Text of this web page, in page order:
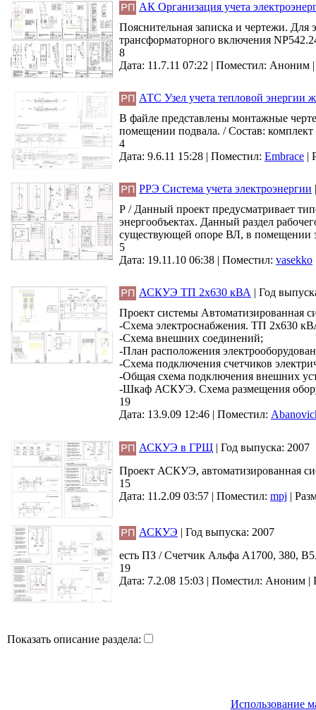
АК Организация учета
Пояснительная записка и чертежи.
трансформаторного включения
8
Дата: 11.7.11 07:22 | Поместил: Аноним
АТС Узел учета тепловой энергии
В файле представлены монтажные
помещении подвала. / Состав:
4
Дата: 9.6.11 15:28 | Поместил: Embrace |
РРЭ Система учета электроэнергии
Р / Данный проект предусматривает
энергообъектах. Данный раздел
существующей опоре ВЛ, в помещении
5
Дата: 19.11.10 06:38 | Поместил: vasekko
АСКУЭ ТП 2х630 кВА | Год
Проект системы Автоматизированная
-Схема электроснабжения. ТП 2х630
-Схема внешних соединений;
-План расположения
-Схема подключения счетчиков
-Общая схема подключения внешних
-Шкаф АСКУЭ. Схема размещения
19
Дата: 13.9.09 12:46 | Поместил:
АСКУЭ в ГРЩ | Год выпуска: 2007
Проект АСКУЭ, автоматизированная
15
Дата: 11.2.09 03:57 | Поместил: mpj |
АСКУЭ | Год выпуска: 2007
есть ПЗ / Счетчик Альфа А1700, 380,
19
Дата: 7.2.08 15:03 | Поместил: Аноним |
Показать описание раздела:
Использование